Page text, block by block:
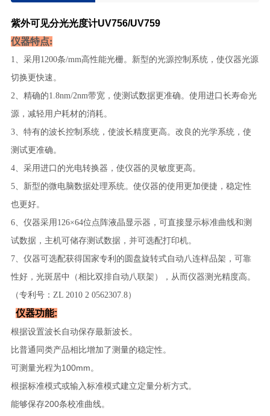
紫外可见分光光度计UV756/UV759
仪器特点:
1、采用1200条/mm高性能光栅。新型的光源控制系统，使仪器光源
切换更快速。
2、精确的1.8nm/2nm带宽，使测试数据更准确。使用进口长寿命光
源，减轻用户耗材的消耗。
3、特有的波长控制系统，使波长精度更高。改良的光学系统，使
测试更准确。
4、采用进口的光电转换器，使仪器的灵敏度更高。
5、新型的微电脑数据处理系统。使仪器的使用更加便捷，稳定性
也更好。
6、仪器采用126×64位点阵液晶显示器，可直接显示标准曲线和测
试数据，主机可储存测试数据，并可选配打印机。
7、仪器可选配获得国家专利的圆盘旋转式自动八连样品架，可靠
性好，光斑居中（相比双排自动八联架），从而仪器测光精度高。
（专利号：ZL 2010 2 0562307.8）
仪器功能:
根据设置波长自动保存最新波长。
比普通同类产品相比增加了测量的稳定性。
可测量光程为100mm。
根据标准模式或输入标准模式建立定量分析方式。
能够保存200条校准曲线。